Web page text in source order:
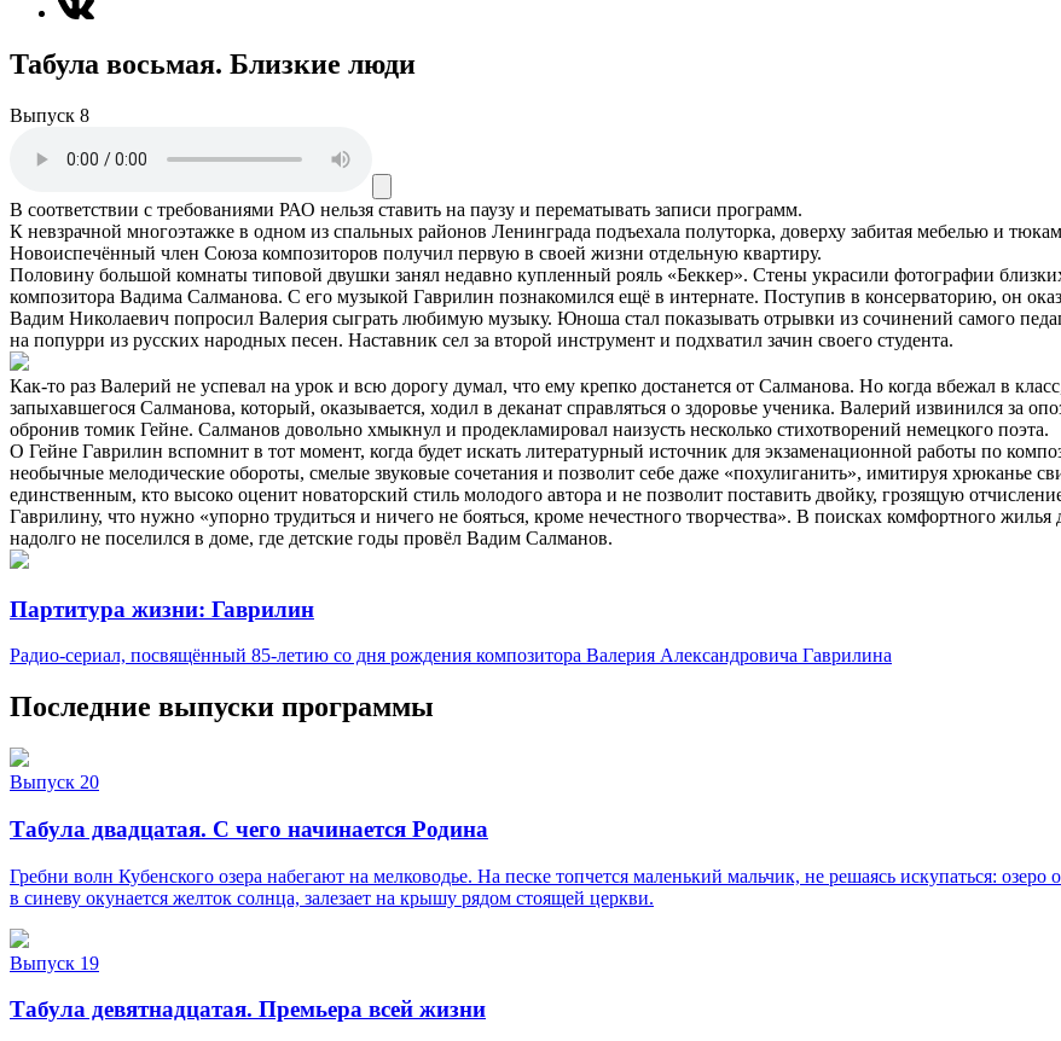
Табула восьмая. Близкие люди
Выпуск 8
В соответствии с требованиями РАО нельзя ставить на паузу и перематывать записи программ.
К невзрачной многоэтажке в одном из спальных районов Ленинграда подъехала полуторка, доверху забитая мебелью и
Новоиспечённый член Союза композиторов получил первую в своей жизни отдельную квартиру.
Половину большой комнаты типовой двушки занял недавно купленный рояль «Беккер». Стены украсили фотографии
композитора Вадима Салманова. С его музыкой Гаврилин познакомился ещё в интернате. Поступив в консерваторию, он
Вадим Николаевич попросил Валерия сыграть любимую музыку. Юноша стал показывать отрывки из сочинений самого
на попурри из русских народных песен. Наставник сел за второй инструмент и подхватил зачин своего студента.
Как-то раз Валерий не успевал на урок и всю дорогу думал, что ему крепко достанется от Салманова. Но когда вбежал в
запыхавшегося Салманова, который, оказывается, ходил в деканат справляться о здоровье ученика. Валерий извинился за
обронив томик Гейне. Салманов довольно хмыкнул и продекламировал наизусть несколько стихотворений немецкого поэта.
О Гейне Гаврилин вспомнит в тот момент, когда будет искать литературный источник для экзаменационной работы по
необычные мелодические обороты, смелые звуковые сочетания и позволит себе даже «похулиганить», имитируя хрюканье
единственным, кто высоко оценит новаторский стиль молодого автора и не позволит поставить двойку, грозящую
Гаврилину, что нужно «упорно трудиться и ничего не бояться, кроме нечестного творчества». В поисках комфортного
надолго не поселился в доме, где детские годы провёл Вадим Салманов.
Партитура жизни: Гаврилин
Радио-сериал, посвящённый 85-летию со дня рождения композитора Валерия Александровича Гаврилина
Последние выпуски программы
Выпуск 20
Табула двадцатая. С чего начинается Родина
Гребни волн Кубенского озера набегают на мелководье. На песке топчется маленький мальчик, не решаясь искупаться:
в синеву окунается желток солнца, залезает на крышу рядом стоящей церкви.
Выпуск 19
Табула девятнадцатая. Премьера всей жизни